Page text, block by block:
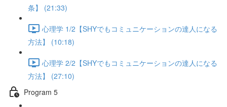
条】 (21:33)
心理学 1/2【SHYでもコミュニケーションの達人になる
方法】 (10:18)
心理学 2/2【SHYでもコミュニケーションの達人になる
方法】 (27:10)
Program 5